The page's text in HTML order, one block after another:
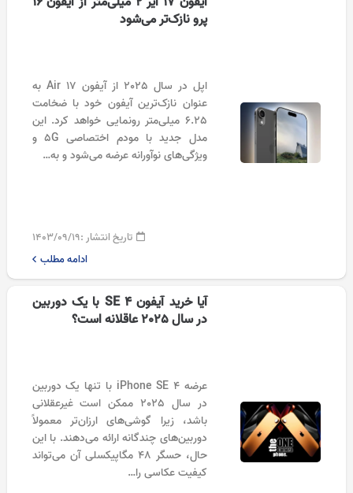
پرو نازک‌تر می‌شود
اپل در سال 2025 از آیفون 17 Air به
عنوان نازک‌ترین آیفون خود با ضخامت
6.25 میلی‌متر رونمایی خواهد کرد. این
مدل جدید با مودم اختصاصی 5G و
ویژگی‌های نوآورانه عرضه می‌شود و به…
تاریخ انتشار :۱۴۰۳/۰۹/۱۹
ادامه مطلب
آیا خرید آیفون SE 4 با یک دوربین
در سال 2025 عاقلانه است؟
عرضه iPhone SE 4 با تنها یک دوربین
در سال 2025 ممکن است غیرعقلانی
باشد، زیرا گوشی‌های ارزان‌تر معمولاً
دوربین‌های چندگانه ارائه می‌دهند. با این
حال، حسگر 48 مگاپیکسلی آن می‌تواند
کیفیت عکاسی را…